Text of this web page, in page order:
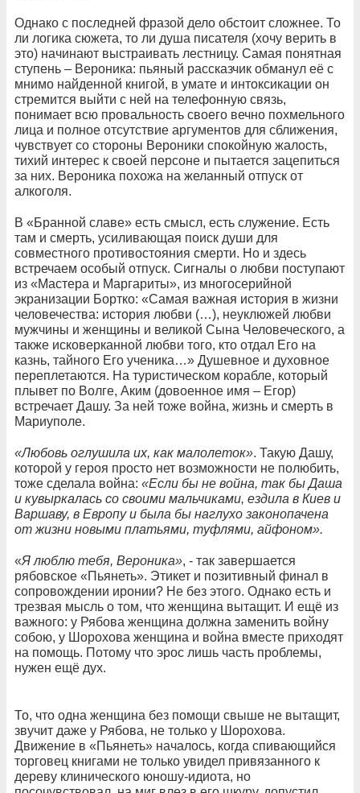
Однако с последней фразой дело обстоит сложнее. То
ли логика сюжета, то ли душа писателя (хочу верить в
это) начинают выстраивать лестницу. Самая понятная
ступень – Вероника: пьяный рассказчик обманул её с
мнимо найденной книгой, в умате и интоксикации он
стремится выйти с ней на телефонную связь,
понимает всю провальность своего вечно похмельного
лица и полное отсутствие аргументов для сближения,
чувствует со стороны Вероники спокойную жалость,
тихий интерес к своей персоне и пытается зацепиться
за них. Вероника похожа на желанный отпуск от
алкоголя.
В «Бранной славе» есть смысл, есть служение. Есть
там и смерть, усиливающая поиск души для
совместного противостояния смерти. Но и здесь
встречаем особый отпуск. Сигналы о любви поступают
из «Мастера и Маргариты», из многосерийной
экранизации Бортко: «Самая важная история в жизни
человечества: история любви (…), неуклюжей любви
мужчины и женщины и великой Сына Человеческого, а
также исковерканной любви того, кто отдал Его на
казнь, тайного Его ученика…» Душевное и духовное
переплетаются. На туристическом корабле, который
плывет по Волге, Аким (довоенное имя – Егор)
встречает Дашу. За ней тоже война, жизнь и смерть в
Мариуполе.
«Любовь оглушила их, как малолеток». Такую Дашу,
которой у героя просто нет возможности не полюбить,
тоже сделала война: «Если бы не война, так бы Даша
и кувыркалась со своими мальчиками, ездила в Киев и
Варшаву, в Европу и была бы наглухо законопачена
от жизни новыми платьями, туфлями, айфоном».
«Я люблю тебя, Вероника», - так завершается
рябовское «Пьянеть». Этикет и позитивный финал в
сопровождении иронии? Не без этого. Однако есть и
трезвая мысль о том, что женщина вытащит. И ещё из
важного: у Рябова женщина должна заменить войну
собою, у Шорохова женщина и война вместе приходят
на помощь. Потому что эрос лишь часть проблемы,
нужен ещё дух.
То, что одна женщина без помощи свыше не вытащит,
звучит даже у Рябова, не только у Шорохова.
Движение в «Пьянеть» началось, когда спивающийся
торговец книгами не только увидел привязанного к
дереву клинического юношу-идиота, но